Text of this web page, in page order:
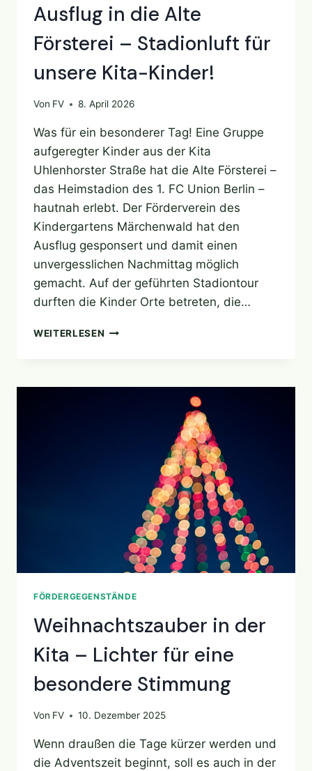
Ausflug in die Alte
Försterei – Stadionluft für
unsere Kita-Kinder!
Von FV 8. April 2026
Was für ein besonderer Tag! Eine Gruppe
aufgeregter Kinder aus der Kita
Uhlenhorster Straße hat die Alte Försterei –
das Heimstadion des 1. FC Union Berlin –
hautnah erlebt. Der Förderverein des
Kindergartens Märchenwald hat den
Ausflug gesponsert und damit einen
unvergesslichen Nachmittag möglich
gemacht. Auf der geführten Stadiontour
durften die Kinder Orte betreten, die…
WEITERLESENAUSFLUG
FÖRSTEREI
FÖRDERGEGENSTÄNDE
Weihnachtszauber in der
Kita – Lichter für eine
besondere Stimmung
Von FV 10. Dezember 2025
Wenn draußen die Tage kürzer werden und
die Adventszeit beginnt, soll es auch in der